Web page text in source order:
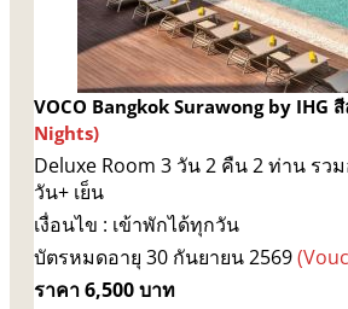
VOCO Bangkok Surawong by IHG สี
Nights)
Deluxe Room 3 วัน 2 คืน 2 ท่าน รว
วัน+ เย็น
เงื่อนไข : เข้าพักได้ทุกวัน
บัตรหมดอายุ 30 กันยายน 2569
ราคา 6,500 บาท